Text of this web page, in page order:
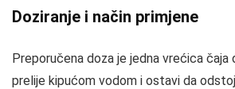
Doziranje i način primjene
Preporučena doza je jedna vrećica čaja
prelije kipućom vodom i ostavi da